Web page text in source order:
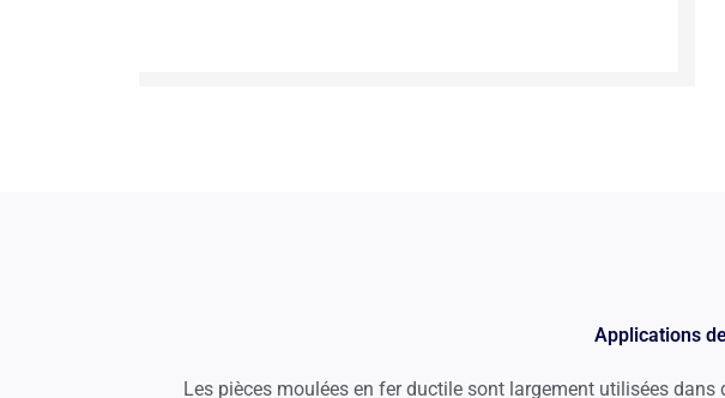
Applications
Les pièces moulées en fer ductile sont largement utilisées